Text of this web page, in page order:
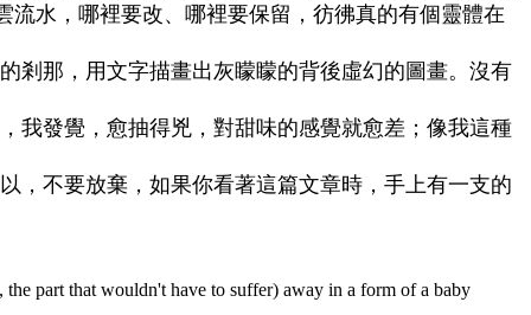
水，哪裡要改、哪裡要保留，彷彿真的有個靈體在
剎那，用文字描畫出灰矇矇的背後虛幻的圖畫。沒有
我發覺，愈抽得兇，對甜味的感覺就愈差；像我這種
，不要放棄，如果你看著這篇文章時，手上有一支的
the part that wouldn't have to suffer) away in a form of a baby